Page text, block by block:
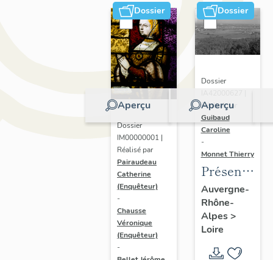
Dossier
Aperçu
Dossier
IM00000001 |
Réalisé par
Pairaudeau
Catherine
(Enquêteur)
-
Chausse
Véronique
(Enquêteur)
-
Dossier
Aperçu
Dossier
Réalisé par
Guibaud
Caroline
-
Monnet Thierry
de
l'étude
du
du
Auvergne-
Rhône-
Alpes>
Loire